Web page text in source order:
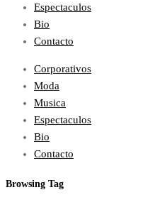
Espectaculos
Bio
Contacto
Corporativos
Moda
Musica
Espectaculos
Bio
Contacto
Browsing Tag